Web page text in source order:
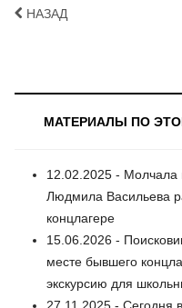
НАЗАД
МАТЕРИАЛЫ ПО
12.02.2025 - Молчала
Людмила Васильева
концлагере
15.06.2026 -
месте бывшего
экскурсию для